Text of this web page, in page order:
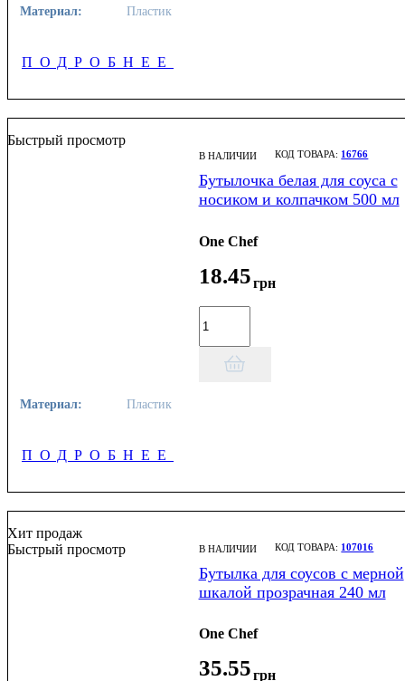
Материал: Пластик
ПОДРОБНЕЕ
Быстрый просмотр
В НАЛИЧИИ 16766
Бутылочка белая для соуса с
носиком и колпачком 500 мл
One Chef
18.45грн
Материал: Пластик
ПОДРОБНЕЕ
Хит продаж
Быстрый просмотр
В НАЛИЧИИ 107016
Бутылка для соусов с мерной
шкалой прозрачная 240 мл
One Chef
35.55грн